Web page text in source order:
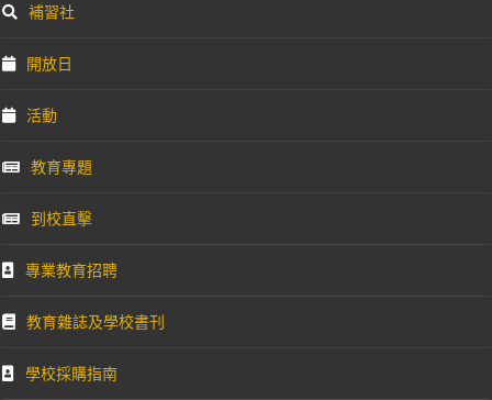
補習社
開放日
活動
教育專題
到校直擊
專業教育招聘
教育雜誌及學校書刊
學校採購指南